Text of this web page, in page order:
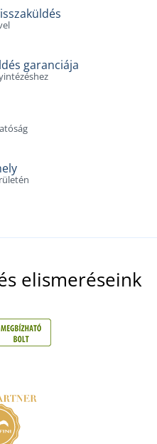
garanciája
elismeréseink